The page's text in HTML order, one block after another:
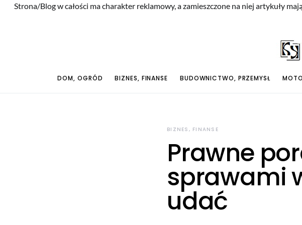
Strona/Blog w całości ma charakter reklamowy, a zamieszczone na niej artykuły
DOM, OGRÓD BIZNES, FINANSE BUDOWNICTWO, PRZEMYSŁ
BIZNES, FINANSE
Prawne
sprawami
udać